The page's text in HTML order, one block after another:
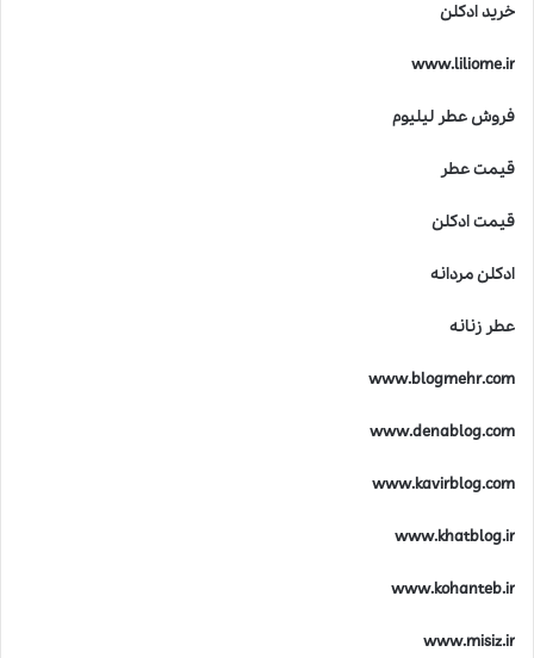
خرید ادکلن
www.liliome.ir
فروش عطر لیلیوم
قیمت عطر
قیمت ادکلن
ادکلن مردانه
عطر زنانه
www.blogmehr.com
www.denablog.com
www.kavirblog.com
www.khatblog.ir
www.kohanteb.ir
www.misiz.ir